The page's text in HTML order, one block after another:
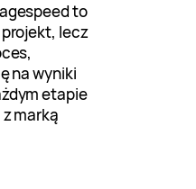
to
lecz
na wyniki
etapie
marką